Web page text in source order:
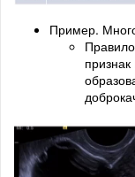
Пример.